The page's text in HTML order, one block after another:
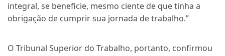
integral, se beneficie, mesmo ciente de que tinha a
obrigação de cumprir sua jornada de trabalho.”
O Tribunal Superior do Trabalho, portanto, confirmou